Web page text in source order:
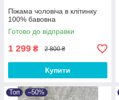
Піжама чоловіча в клітинку
100% бавовна
Готово до відправки
1 299 ₴ 2 800 ₴
Купити
Топ –50%